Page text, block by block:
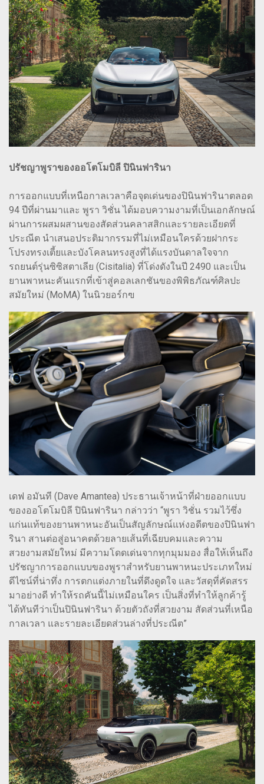
ปรัชญาพูราของออโตโมบิลี ปินินฟารินา
การออกแบบที่เหนือกาลเวลาคือจุดเด่นของปินินฟารินาตลอด
94 ปีที่ผ่านมาและ พูรา วิชั่น ได้มอบความงามที่เป็นเอกลักษณ์
ผ่านการผสมผสานของสัดส่วนคลาสสิกและรายละเอียดที่
ประณีต นำเสนอประติมากรรมที่ไม่เหมือนใครด้วยฝากระ
โปรงทรงเตี้ยและบังโคลนทรงสูงที่ได้แรงบันดาลใจจาก
รถยนต์รุ่นซิซิสตาเลีย (Cisitalia) ที่โด่งดังในปี 2490 และเป็น
ยานพาหนะคันแรกที่เข้าสู่คอลเลกชันของพิพิธภัณฑ์ศิลปะ
สมัยใหม่ (MoMA) ในนิวยอร์กฃ
เดฟ อมันที (Dave Amantea) ประธานเจ้าหน้าที่ฝ่ายออกแบบ
ของออโตโมบิลี ปินินฟารินา กล่าวว่า “พูรา วิชั่น รวมไว้ซึ่ง
แก่นแท้ของยานพาหนะอันเป็นสัญลักษณ์แห่งอดีตของปินินฟา
รินา สานต่อสู่อนาคตด้วยลายเส้นที่เฉียบคมและความ
สวยงามสมัยใหม่ มีความโดดเด่นจากทุกมุมมอง สื่อให้เห็นถึง
ปรัชญาการออกแบบของพูราสำหรับยานพาหนะประเภทใหม่
ดีไซน์ที่น่าทึ่ง การตกแต่งภายในที่ดึงดูดใจ และวัสดุที่คัดสรร
มาอย่างดี ทำให้รถคันนี้ไม่เหมือนใคร เป็นสิ่งที่ทำให้ลูกค้ารู้
ได้ทันทีว่าเป็นปินินฟารินา ด้วยตัวถังที่สวยงาม สัดส่วนที่เหนือ
กาลเวลา และรายละเอียดส่วนล่างที่ประณีต”